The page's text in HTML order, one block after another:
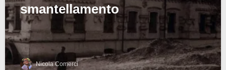
smantellamento
Nicola Comerci